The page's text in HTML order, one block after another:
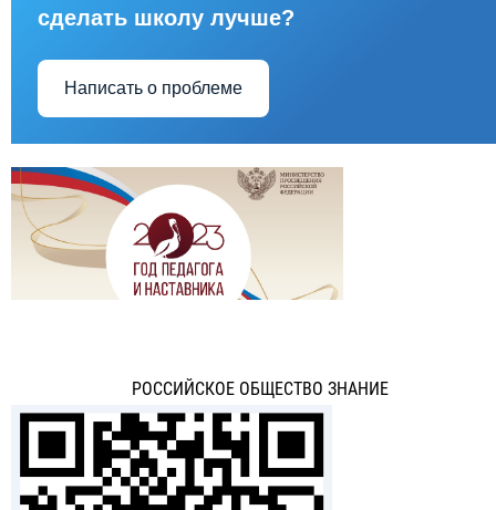
сделать школу лучше?
Написать о проблеме
РОССИЙСКОЕ ОБЩЕСТВО ЗНАНИЕ